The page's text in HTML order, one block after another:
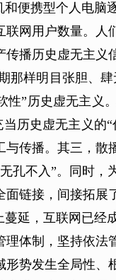
便携型个人电
网用户数量。
播历史虚无主
样明目张胆、
”历史虚无主
历史虚无主义
传播。其三，
不入”。同时
链接，间接拓展
延，互联网已
体制，坚持依
势发生全局性